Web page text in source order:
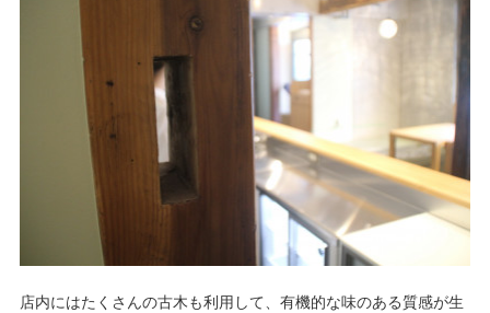
店内にはたくさんの古木も利用して、有機的な味のある質感が生